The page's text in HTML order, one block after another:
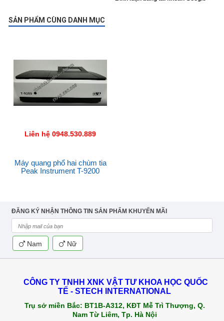
SẢN PHẨM CÙNG DANH MỤC
Liên hệ 0948.530.889
Máy quang phổ hai chùm tia
Peak Instrument T-9200
ĐĂNG KÝ NHẬN THÔNG TIN SẢN PHẨM KHUYẾN MÃI
Nam Nữ
CÔNG TY TNHH XNK VẬT TƯ KHOA HỌC QUỐC
TẾ - STECH INTERNATIONAL
Trụ sở miền Bắc: BT1B-A312, KĐT Mễ Trì Thượng, Q.
Nam Từ Liêm, Tp. Hà Nội